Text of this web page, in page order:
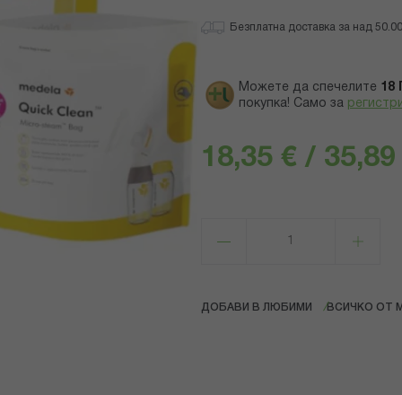
Безплатна доставка за над
Можете да спечелите 18
покупка! Само за
18,35 € /
ДОБАВИ В ЛЮБИМИ ВСИЧКО ОТ